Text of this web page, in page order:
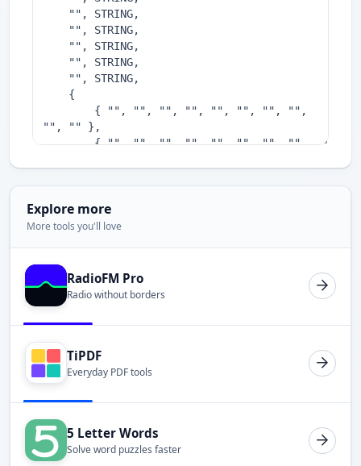
Explore more
More tools you'll love
RadioFM Pro
Radio without borders
TiPDF
Everyday PDF tools
5 Letter Words
Solve word puzzles faster